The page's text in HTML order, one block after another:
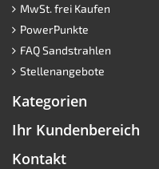
MwSt. frei Kaufen
PowerPunkte
FAQ Sandstrahlen
Stellenangebote
Kategorien
Ihr Kundenbereich
Kontakt